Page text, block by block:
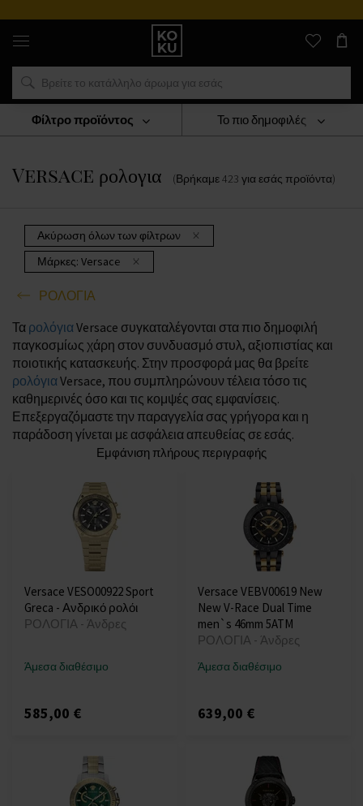
Αυθεντικά
αρώματα
και
ρολόγια
σε
μέρος
ΡΟΛΟΓΙΑ
Versace Ρολογια
Versace ρολογια (Βρήκαμε423 για εσάς προϊόντα)
Το πιο δημοφιλές
Ακύρωση όλων των φίλτρων
Μάρκες: Versace
ΡΟΛΟΓΙΑ
Φίλτρο προϊόντος
Τα ρολόγιαVersace συγκαταλέγονται στα πιο δημοφιλή
παγκοσμίως χάρη στον συνδυασμό στυλ, αξιοπιστίας και
ποιοτικής κατασκευής. Στην προσφορά μας θα βρείτε
ρολόγιαVersace, που συμπληρώνουν τέλεια τόσο τις
καθημερινές όσο και τις κομψές σας εμφανίσεις.
Επεξεργαζόμαστε την παραγγελία σας γρήγορα και η
παράδοση γίνεται με ασφάλεια απευθείας σε εσάς.
Εμφάνιση πλήρους περιγραφής
Versace VESO00922 Sport
Greca - Ανδρικό ρολόι
ΡΟΛΟΓΙΑ - Άνδρες
Άμεσα διαθέσιμο
585,00 €
Versace VEBV00619 New
New V-Race Dual Time
men`s 46mm 5ATM
ΡΟΛΟΓΙΑ - Άνδρες
Άμεσα διαθέσιμο
639,00 €